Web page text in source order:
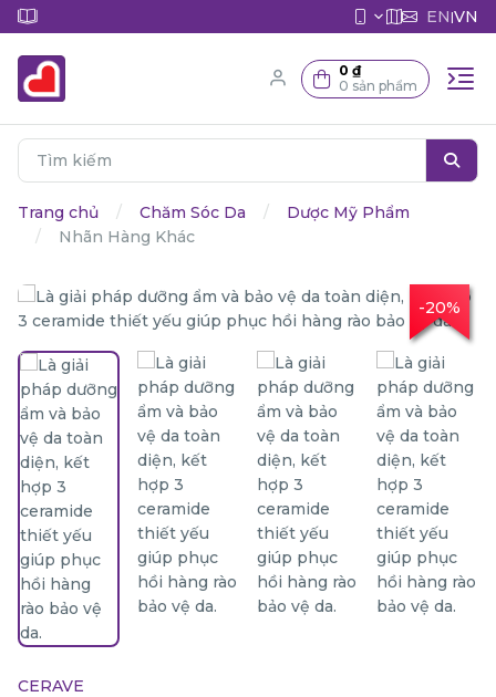
EN|VN
0 ₫
0 sản phẩm
Trang chủ Chăm Sóc Da
Dược Mỹ Phẩm
Nhãn Hàng Khác
-20%
CERAVE